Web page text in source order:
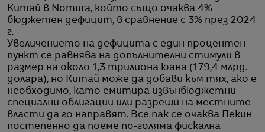
Китай в Nomura, който също очаква 4%
бюджетен дефицит, в сравнение с 3% през 2024
г.
Увеличението на дефицита с един процентен
пункт се равнява на допълнителни стимули в
размер на около 1,3 трилиона юана (179,4 млрд.
долара), но Китай може да добави към тях, ако е
необходимо, като емитира извънбюджетни
специални облигации или разреши на местните
власти да го направят. Все пак се очаква Пекин
постепенно да поеме по-голяма фискална